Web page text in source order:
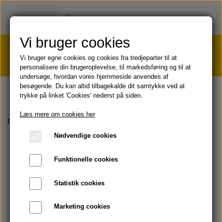
HJEM
Læbepomade
KOST & VELVÆRE
SOMMER & SOL 😎
VÆGTTAB?KLIK HER!
Forside
Vi bruger cookies
Vi bruger egne cookies og cookies fra tredjeparter til at
personalisere din brugeroplevelse, til markedsføring og til at
undersøge, hvordan vores hjemmeside anvendes af
besøgende. Du kan altid tilbagekalde dit samtykke ved at
trykke på linket 'Cookies' nederst på siden.
Læs mere om cookies her
Nødvendige cookies
Funktionelle cookies
Statistik cookies
Marketing cookies